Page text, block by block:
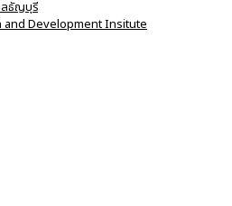
ลธัญบุรี
and Development Insitute